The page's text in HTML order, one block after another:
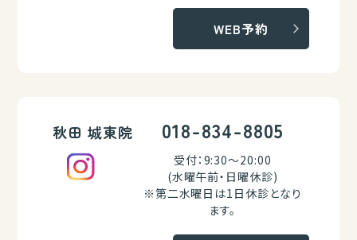
WEB予約
秋田 城東院 018-834-8805
受付：9:30～20:00
(水曜午前・日曜休診)
※第二水曜日は1日休診となり
ます。